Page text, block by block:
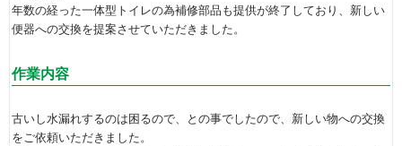
年数の経った一体型トイレの為補修部品も提供が終了しており、新しい
便器への交換を提案させていただきました。
作業内容
古いし水漏れするのは困るので、との事でしたので、新しい物への交換
をご依頼いただきました。